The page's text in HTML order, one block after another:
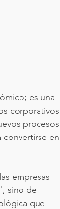
es una
corporativos
procesos
convertirse en
empresas
sino de
que